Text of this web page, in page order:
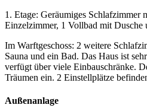
1. Etage: Geräumiges Schlafzimmer
Einzelzimmer, 1 Vollbad mit Dusche
Im Warftgeschoss: 2 weitere
Sauna und ein Bad. Das Haus ist
verfügt über viele Einbauschränke.
Träumen ein. 2 Einstellplätze
Außenanlage